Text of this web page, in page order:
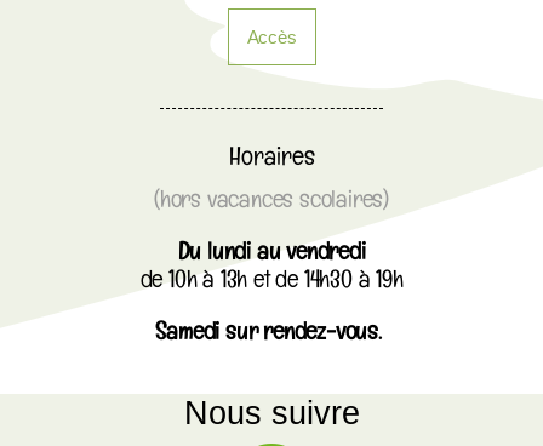
Accès
Horaires
(hors vacances scolaires)
Du lundi au vendredi
de 10h à 13h et de 14h30 à 19h
Samedi sur rendez-vous.
Nous suivre